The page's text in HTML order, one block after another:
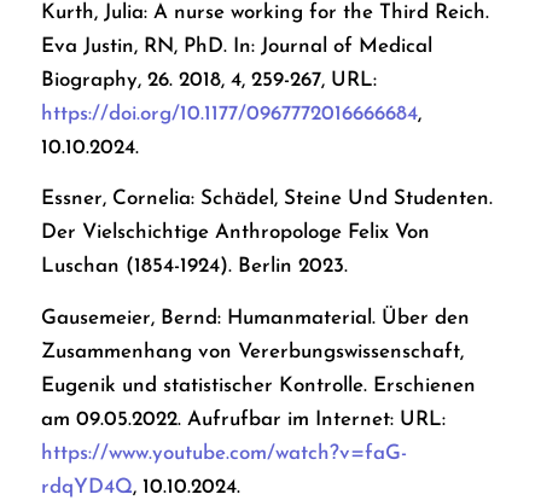
Kurth, Julia: A nurse working for the Third Reich.
Eva Justin, RN, PhD. In: Journal of Medical
Biography, 26. 2018, 4, 259-267, URL:
https://doi.org/10.1177/0967772016666684,
10.10.2024.
Essner, Cornelia: Schädel, Steine Und Studenten.
Der Vielschichtige Anthropologe Felix Von
Luschan (1854-1924). Berlin 2023.
Gausemeier, Bernd: Humanmaterial. Über den
Zusammenhang von Vererbungswissenschaft,
Eugenik und statistischer Kontrolle. Erschienen
am 09.05.2022. Aufrufbar im Internet: URL:
https://www.youtube.com/watch?v=faG-
rdqYD4Q, 10.10.2024.